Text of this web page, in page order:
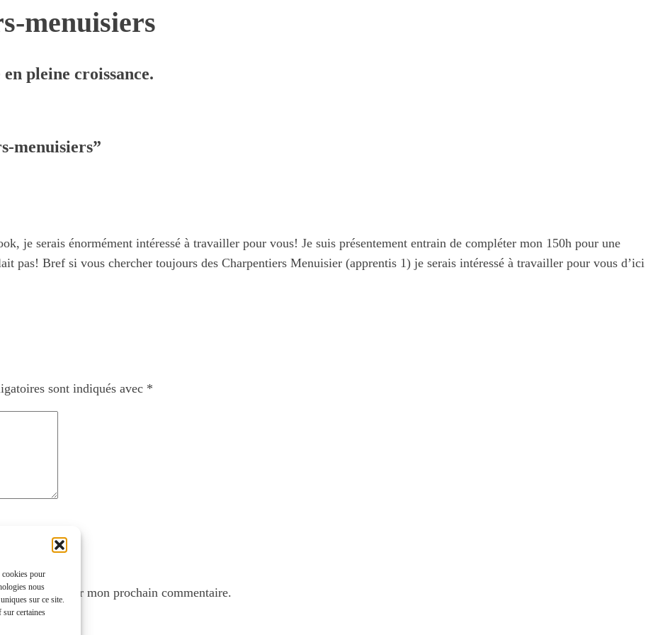
cookies pour
nous
sur ce site.
sur certaines
menuisiers
pleine croissance.
menuisiers”
je serais énormément intéressé à travailler pour vous! Je suis présentement entrain de compléter mon 150h pour une
pas! Bref si vous chercher toujours des Charpentiers Menuisier (apprentis 1) je serais intéressé à travailler pour vous d’ici
sont indiqués avec *
pour mon prochain commentaire.